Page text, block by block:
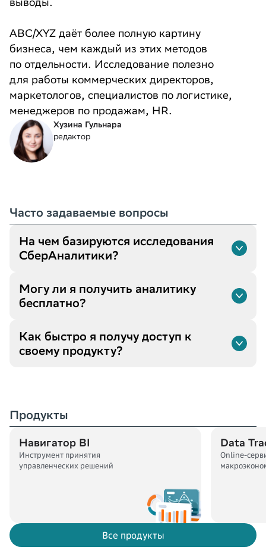
ABC/XYZ даёт более полную картину
бизнеса, чем каждый из этих методов
по отдельности. Исследование полезно
для работы коммерческих директоров,
маркетологов, специалистов по логистике,
менеджеров по продажам, HR.
Хузина Гульнара
редактор
Часто задаваемые вопросы
На чем базируются исследования
СберАналитики?
Могу ли я получить аналитику
бесплатно?
Как быстро я получу доступ к
своему продукту?
Продукты
Навигатор BI
Инструмент принятия
управленческих решений
Data
Online-
Все продукты